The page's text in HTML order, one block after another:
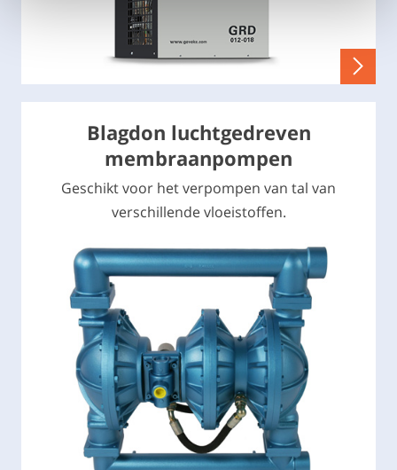
Blagdon luchtgedreven
membraanpompen
Geschikt voor het verpompen van tal van
verschillende vloeistoffen.